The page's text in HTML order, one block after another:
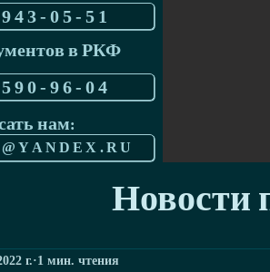
05-51
в РКФ
96-04
нам:
Новости
г. 1 мин. чтения